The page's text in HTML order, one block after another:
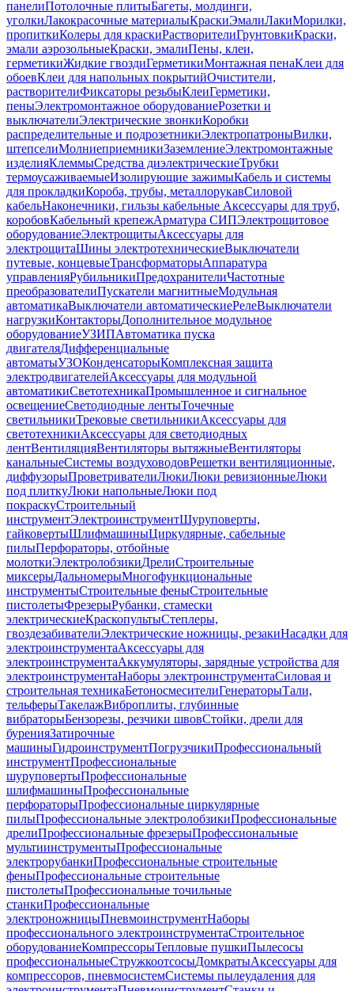
панелиПотолочные плитыБагеты, молдинги,
уголкиЛакокрасочные материалыКраскиЭмалиЛакиМорилки,
пропиткиКолеры для краскиРастворителиГрунтовкиКраски,
эмали аэрозольныеКраски, эмалиПены, клеи,
герметикиЖидкие гвоздиГерметикиМонтажная пенаКлеи для
обоевКлеи для напольных покрытийОчистители,
растворителиФиксаторы резьбыКлеиГерметики,
пеныЭлектромонтажное оборудованиеРозетки и
выключателиЭлектрические звонкиКоробки
распределительные и подрозетникиЭлектропатроныВилки,
штепселиМолниеприемникиЗаземлениеЭлектромонтажные
изделияКлеммыСредства диэлектрическиеТрубки
термоусаживаемыеИзолирующие зажимыКабель и системы
для прокладкиКороба, трубы, металлорукавСиловой
кабельНаконечники, гильзы кабельные Аксессуары для труб,
коробовКабельный крепежАрматура СИПЭлектрощитовое
оборудованиеЭлектрощитыАксессуары для
электрощитаШины электротехническиеВыключатели
путевые, концевыеТрансформаторыАппаратура
управленияРубильникиПредохранителиЧастотные
преобразователиПускатели магнитныеМодульная
автоматикаВыключатели автоматическиеРелеВыключатели
нагрузкиКонтакторыДополнительное модульное
оборудованиеУЗИПАвтоматика пуска
двигателяДифференциальные
автоматыУЗОКонденсаторыКомплексная защита
электродвигателейАксессуары для модульной
автоматикиСветотехникаПромышленное и сигнальное
освещениеСветодиодные лентыТочечные
светильникиТрековые светильникиАксессуары для
светотехникиАксессуары для светодиодных
лентВентиляцияВентиляторы вытяжныеВентиляторы
канальныеСистемы воздуховодовРешетки вентиляционные,
диффузорыПроветривателиЛюкиЛюки ревизионныеЛюки
под плиткуЛюки напольныеЛюки под
покраскуСтроительный
инструментЭлектроинструментШуруповерты,
гайковертыШлифмашиныЦиркулярные, сабельные
пилыПерфораторы, отбойные
молоткиЭлектролобзикиДрелиСтроительные
миксерыДальномерыМногофункциональные
инструментыСтроительные феныСтроительные
пистолетыФрезерыРубанки, стамески
электрическиеКраскопультыСтеплеры,
гвоздезабивателиЭлектрические ножницы, резакиНасадки для
электроинструментаАксессуары для
электроинструментаАккумуляторы, зарядные устройства для
электроинструментаНаборы электроинструментаСиловая и
строительная техникаБетоносмесителиГенераторыТали,
тельферыТакелажВиброплиты, глубинные
вибраторыБензорезы, резчики швовСтойки, дрели для
буренияЗатирочные
машиныГидроинструментПогрузчикиПрофессиональный
инструментПрофессиональные
шуруповертыПрофессиональные
шлифмашиныПрофессиональные
перфораторыПрофессиональные циркулярные
пилыПрофессиональные электролобзикиПрофессиональные
дрелиПрофессиональные фрезерыПрофессиональные
мультиинструментыПрофессиональные
электрорубанкиПрофессиональные строительные
феныПрофессиональные строительные
пистолетыПрофессиональные точильные
станкиПрофессиональные
электроножницыПневмоинструментНаборы
профессионального электроинструментаСтроительное
оборудованиеКомпрессорыТепловые пушкиПылесосы
профессиональныеСтружкоотсосыДомкратыАксессуары для
компрессоров, пневмосистемСистемы пылеудаления для